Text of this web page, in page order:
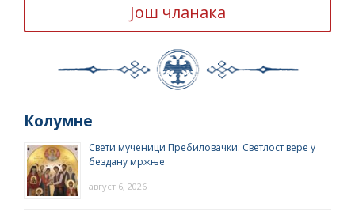
Још чланака
Колумне
Свети мученици Пребиловачки: Светлост вере у
бездану мржње
август 6, 2026